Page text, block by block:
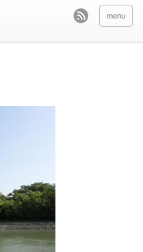
menu